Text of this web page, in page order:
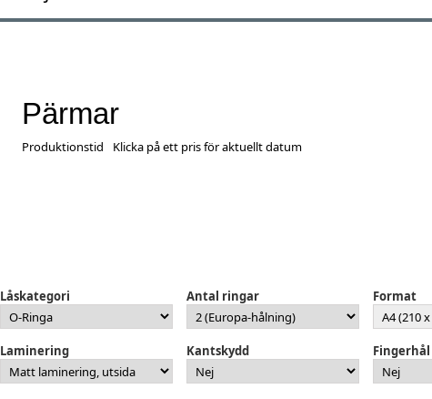
Pärmar
Produktionstid Klicka på ett pris för aktuellt datum
Låskategori Antal ringar Format
Laminering Kantskydd Fingerhål